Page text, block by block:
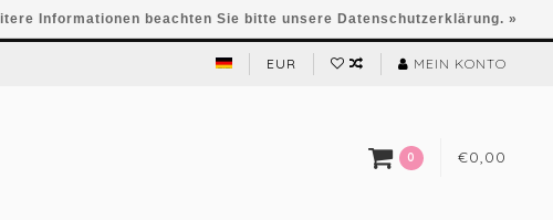
EUR MEIN KONTO
0 €0,00
Informationen beachten Sie bitte unsere Datenschutzerklärung. »